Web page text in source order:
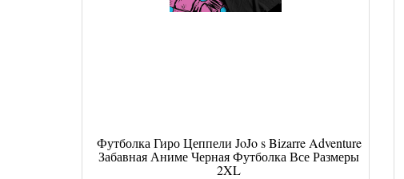
Футболка Гиро Цеппели JoJo s Bizarre Adventure
Забавная Аниме Черная Футболка Все Размеры
2XL